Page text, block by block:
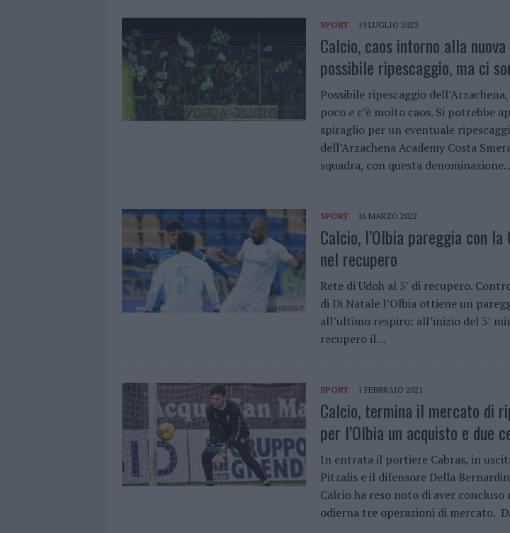
SPORT 19 LUGLIO 2023
Calcio, caos intorno alla
possibile ripescaggio, ma ci
Possibile ripescaggio
poco e c’è molto caos. Si potrebbe
spiraglio per un eventuale
dell’Arzachena Academy Costa
squadra, con questa
SPORT 16 MARZO 2022
Calcio, l’Olbia pareggia con la
nel recupero
Rete di Udoh al 5′ di recupero.
di Di Natale l’Olbia ottiene un
all’ultimo respiro: all’inizio del 5′
recupero il…
SPORT 1 FEBBRAIO 2021
Calcio, termina il mercato di
per l’Olbia un acquisto e due
In entrata il portiere Cabras, in
Pitzalis e il difensore Della
Calcio ha reso noto di aver
odierna tre operazioni di mercato.